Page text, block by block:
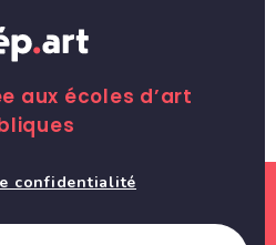
aux écoles d’art
confidentialité